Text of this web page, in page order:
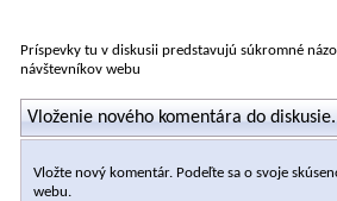
Príspevky tu v diskusii predstavujú súkromné
návštevníkov webu
Vloženie nového komentára do diskusie.
Vložte nový komentár. Podeľte sa o svoje
webu.